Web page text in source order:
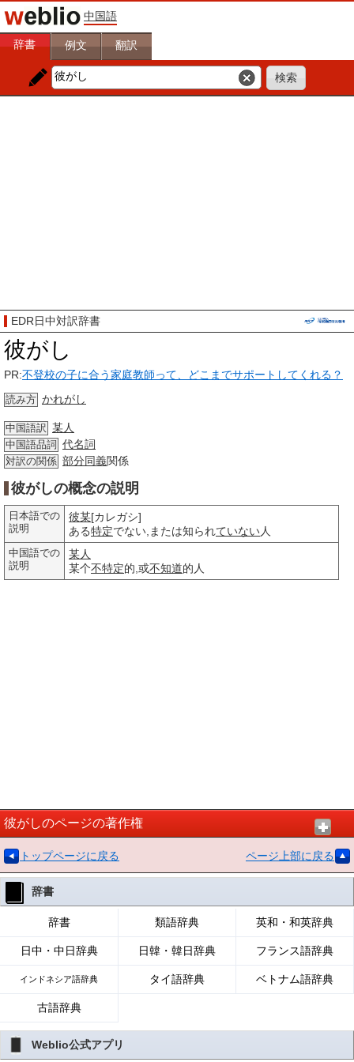
中国語
辞書 例文 翻訳
EDR日中対訳辞書
彼がし
PR:不登校の子に合う家庭教師って、どこまでサポートしてくれる？
読み方 かれがし
中国語訳 某人
中国語品詞 代名詞
対訳の関係 部分同義関係
彼がしの概念の説明
日本語での
説明
彼某[カレガシ]
ある特定でない,または知られていない人
中国語での
説明
某人
某个不特定的,或不知道的人
彼がしのページの著作権
トップページに戻る ページ上部に戻る
辞書
辞書 類語辞典 英和・和英辞典
日中・中日辞典 日韓・韓日辞典 フランス語辞典
インドネシア語辞典 タイ語辞典 ベトナム語辞典
古語辞典
Weblio公式アプリ